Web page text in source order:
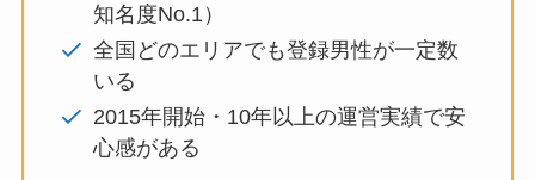
知名度No.1）
全国どのエリアでも登録男性が一定数
いる
2015年開始・10年以上の運営実績で安
心感がある